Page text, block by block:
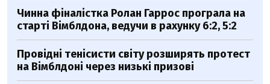
Чинна фіналістка Ролан Гаррос програла на
старті Вімблдона, ведучи в рахунку 6:2, 5:2
Провідні тенісисти світу розширять протест
на Вімблдоні через низькі призові